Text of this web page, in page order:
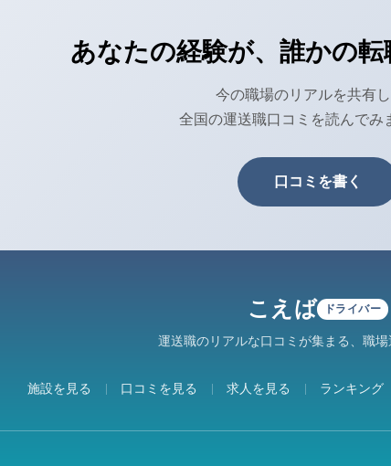
あなたの経験が、誰かの転
今の職場のリアルを共有し
全国の運送職口コミを読んでみ
口コミを書く
こえば ドライバー
運送職のリアルな口コミが集まる、職場
施設を見る 口コミを見る 求人を見る ランキング